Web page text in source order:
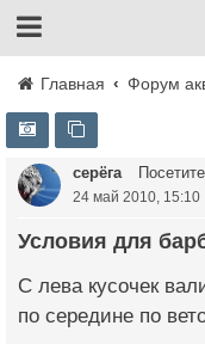
Главная Форум
серёга
24 май 2010, 15:10
Условия для
С лева кусочек
по середине по